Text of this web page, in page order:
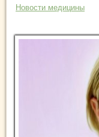
Новости медицины